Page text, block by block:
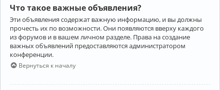
Что такое важные объявления?
Эти объявления содержат важную информацию, и вы должны
прочесть их по возможности. Они появляются вверху каждого
из форумов и в вашем личном разделе. Права на создание
важных объявлений предоставляются администратором
конференции.
Вернуться к началу